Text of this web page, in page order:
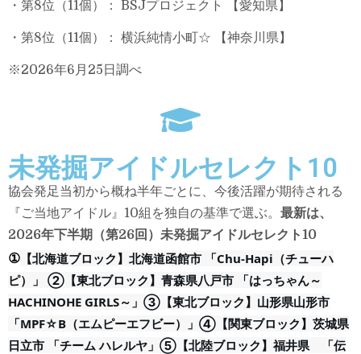
・第8位（11個）： BSJプロジェクト 【愛知県】
・第8位（11個）： 横浜純情小町☆ 【神奈川県】
※2026年6月25日調べ
未発掘アイドルセレクト10
協会発足当初から概ね半年ごとに、今後活躍が期待される
『ご当地アイドル』10組を独自の基準で選ぶ。 最新は、
2026年下半期（第26回）未発掘アイドルセレクト10
① 【北海道ブロック】北海道函館市 「Chu-Hapi（チューハ
ピ）」 ②【東北ブロック】青森県八戸市 「はっちゃん～
HACHINOHE GIRLS～」 ③【東北ブロック】山形県山形市
「MPF☆B（エムピーエフビー）」 ④【関東ブロック】茨城県
日立市 「チーム ハレルヤ」 ⑤【北陸ブロック】福井県　「伝